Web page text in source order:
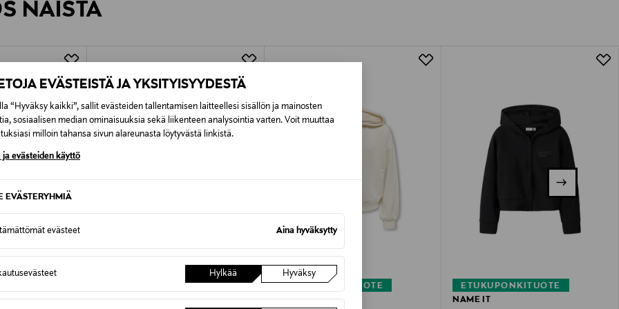
EVÄSTEISTÄ JA YKSITYISYYDESTÄ
“Hyväksy kaikki”, sallit evästeiden tallentamisen laitteellesi sisällön ja mainosten
sosiaalisen median ominaisuuksia sekä liikenteen analysointia varten. Voit muuttaa
milloin tahansa sivun alareunasta löytyvästä linkistä.
ja evästeiden käyttö
EVÄSTERYHMIÄ
evästeet Aina hyväksytty
Hylkää Hyväksy
Alk. 6,90 €, kun toimitus on saatavilla valittuun osoitteeseen.
NÄISTÄ
MOOMIN BY MARTINEX
ETUKUPONKITUOTE
KIDS ONLY
ETUKUPONKITUOTE
NAME IT